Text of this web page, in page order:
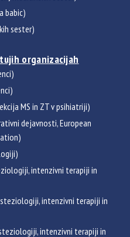
babic)
sester)
organizacijah
MS in ZT v psihiatriji)
dejavnosti, European
intenzivni terapiji in
intenzivni terapiji in
intenzivni terapiji in